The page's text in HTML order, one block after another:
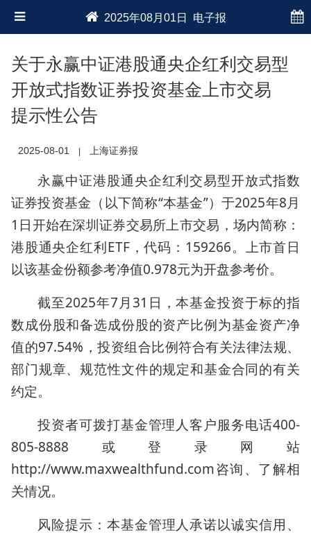
2025年08月01日 电子报
关于永赢中证港股通央企红利交易型
开放式指数证券投资基金上市交易
提示性公告
2025-08-01 上海证券报
永赢中证港股通央企红利交易型开放式指数
证券投资基金（以下简称“本基金”）于2025年8月
1日开始在深圳证券交易所上市交易，场内简称：
港股通央企红利ETF，代码：159266。上市首日
以该基金份额参考净值0.978元为开盘参考价。
截至2025年7月31日，本基金投资于标的指
数成份股和备选成份股的资产比例为基金资产净
值的97.54%，投资组合比例符合有关法律法规、
部门规章、规范性文件的规定和基金合同的有关
约定。
投资者可拨打基金管理人客户服务电话400-
805-8888或登录网站
http://www.maxwealthfund.com咨询、了解相
关情况。
风险提示：本基金管理人承诺以诚实信用、